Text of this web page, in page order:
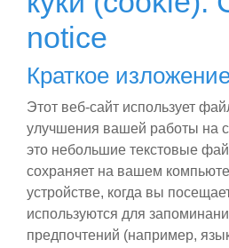
notice
Краткое
Этот веб-сайт использует
улучшения вашей работы на
это небольшие текстовые
сохраняет на вашем
устройстве, когда вы
используются для
предпочтений (например,